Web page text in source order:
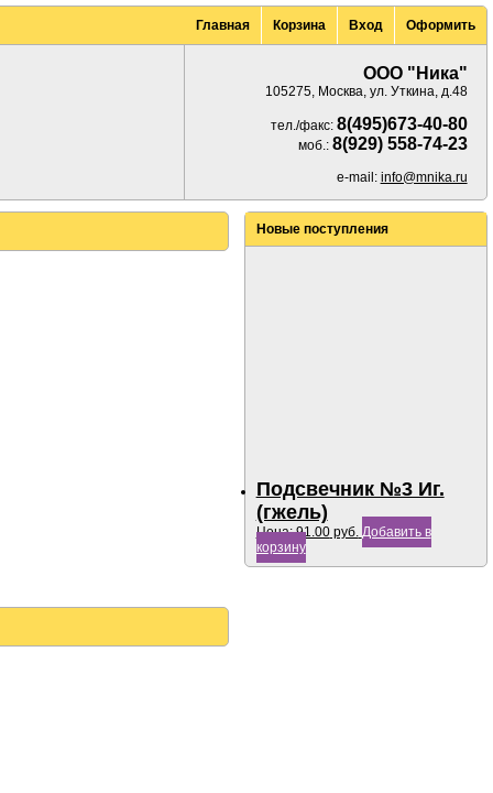
Оформить
Вход
Корзина
Главная
ООО "Ника"
105275, Москва, ул. Уткина, д.48
тел./факс: 8(495)673-40-80
моб.: 8(929) 558-74-23
e-mail: info@mnika.ru
Новые поступления
Подсвечник №3 Иг.
(гжель)
Цена:91.00руб. Добавить в
корзину